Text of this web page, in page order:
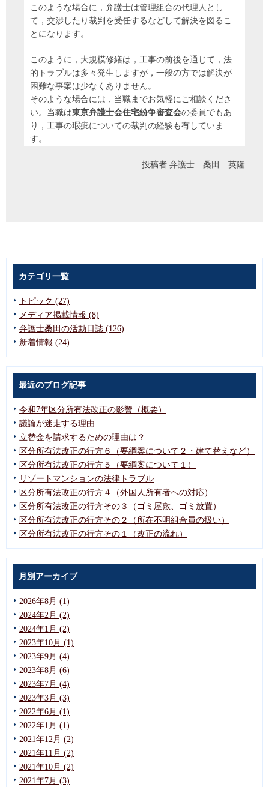
このような場合に，弁護士は管理組合の代理人とし
て，交渉したり裁判を受任するなどして解決を図るこ
とになります。
このように，大規模修繕は，工事の前後を通じて，法
的トラブルは多々発生しますが，一般の方では解決が
困難な事案は少なくありません。
そのような場合には，当職までお気軽にご相談くださ
い。当職は東京弁護士会住宅紛争審査会の委員でもあ
り，工事の瑕疵についての裁判の経験も有していま
す。
投稿者 弁護士 桑田 英隆
カテゴリ一覧
トピック (27)
メディア掲載情報 (8)
弁護士桑田の活動日誌 (126)
新着情報 (24)
最近のブログ記事
令和7年区分所有法改正の影響（概要）
議論が迷走する理由
立替金を請求するための理由は？
区分所有法改正の行方６（要綱案について２・建て替えなど）
区分所有法改正の行方５（要綱案について１）
リゾートマンションの法律トラブル
区分所有法改正の行方４（外国人所有者への対応）
区分所有法改正の行方その３（ゴミ屋敷、ゴミ放置）
区分所有法改正の行方その２（所在不明組合員の扱い）
区分所有法改正の行方その１（改正の流れ）
月別アーカイブ
2026年8月 (1)
2024年2月 (2)
2024年1月 (2)
2023年10月 (1)
2023年9月 (4)
2023年8月 (6)
2023年7月 (4)
2023年3月 (3)
2022年6月 (1)
2022年1月 (1)
2021年12月 (2)
2021年11月 (2)
2021年10月 (2)
2021年7月 (3)